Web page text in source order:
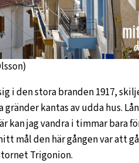
i den stora branden 1917,
kantas av udda hus.
jag vandra i timmar bara
mål den här gången var att
Trigonion.